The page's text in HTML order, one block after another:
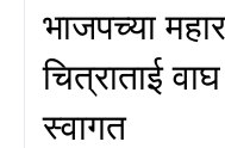
भाजपच्या
चित्राताई
स्वागत